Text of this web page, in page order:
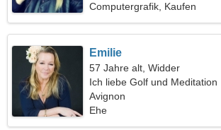
Computergrafik, Kaufen
Emilie
57 Jahre alt, Widder
Ich liebe Golf und Meditation
Avignon
Ehe